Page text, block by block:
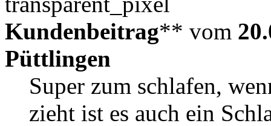
Kundenbeitrag** vom
Püttlingen
Super zum schlafen,
zieht ist es auch ein